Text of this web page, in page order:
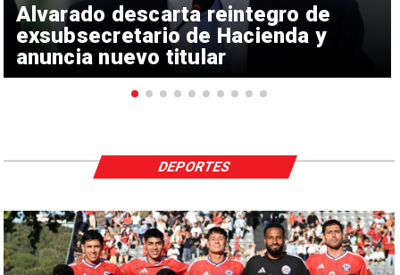
Alvarado descarta reintegro de
exsubsecretario de Hacienda y
anuncia nuevo titular
DEPORTES